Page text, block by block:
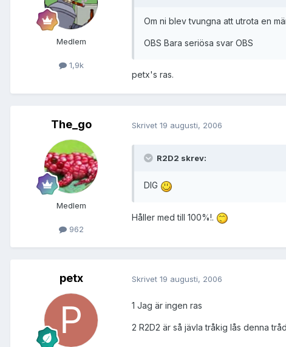
Medlem
1,9k
Om ni blev tvungna att utrota en
OBS Bara seriösa svar OBS
petx's ras.
The_go
Medlem
962
Skrivet 19 augusti, 2006
R2D2 skrev:
DIG
Håller med till 100%!.
petx Skrivet 19 augusti, 2006
1 Jag är ingen ras
2 R2D2 är så jävla tråkig lås denna